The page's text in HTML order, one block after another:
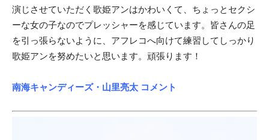
演じさせていただく歌姫アンはかわいくて、ちょっとセクシ
ーな女の子なのでプレッシャーを感じています。皆さんの足
を引っ張らないように、アフレコへ向けて練習してしっかり
歌姫アンを努めたいと思います。頑張ります！
南海キャンディーズ・山里亮太 コメント